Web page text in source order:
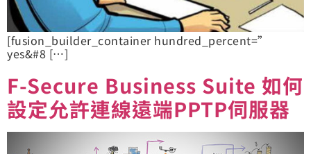
[fusion_builder_container hundred_percent=”
yes&#8 […]
F-Secure Business Suite 如何
設定允許連線遠端PPTP伺服器